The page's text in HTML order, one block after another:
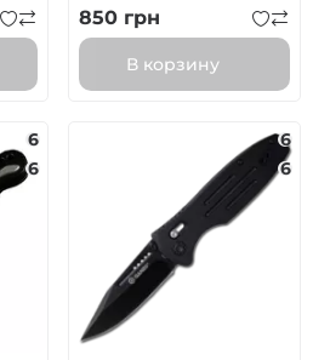
850 грн
В корзину
6
6
6
6